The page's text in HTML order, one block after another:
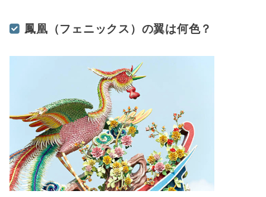
鳳凰（フェニックス）の翼は何色？